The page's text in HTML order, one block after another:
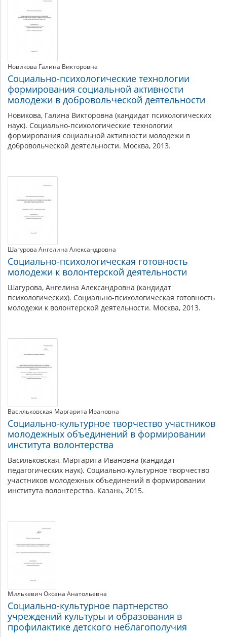
Новикова Галина Викторовна
Социально-психологические технологии
формирования социальной активности
молодежи в добровольческой деятельности
Новикова, Галина Викторовна (кандидат психологических
наук). Социально-психологические технологии
формирования социальной активности молодежи в
добровольческой деятельности. Москва, 2013.
Шагурова Ангелина Александровна
Социально-психологическая готовность
молодежи к волонтерской деятельности
Шагурова, Ангелина Александровна (кандидат
психологических). Социально-психологическая готовность
молодежи к волонтерской деятельности. Москва, 2013.
Васильковская Маргарита Ивановна
Социально-культурное творчество участников
молодежных объединений в формировании
института волонтерства
Васильковская, Маргарита Ивановна (кандидат
педагогических наук). Социально-культурное творчество
участников молодежных объединений в формировании
института волонтерства. Казань, 2015.
Милькевич Оксана Анатольевна
Социально-культурное партнерство
учреждений культуры и образования в
профилактике детского неблагополучия